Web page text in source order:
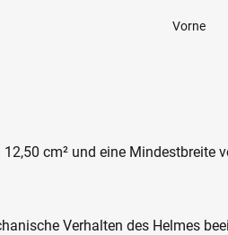
Vorne
cm² und eine Mindestbreite
Verhalten des Helmes